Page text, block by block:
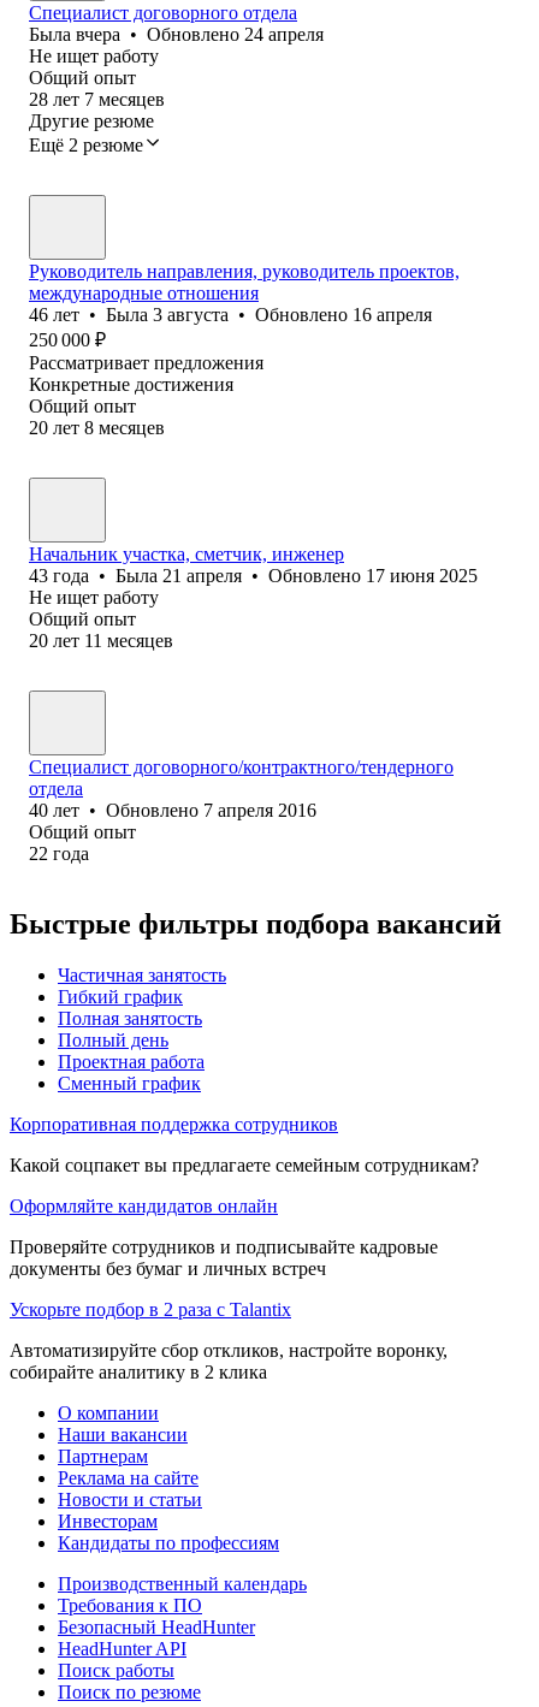
Специалист договорного отдела
Была вчера • Обновлено 24 апреля
Не ищет работу
Общий опыт
28 лет 7 месяцев
Другие резюме
Ещё 2 резюме
Руководитель направления, руководитель проектов,
международные отношения
46 лет • Была 3 августа • Обновлено 16 апреля
250 000 ₽
Рассматривает предложения
Конкретные достижения
Общий опыт
20 лет 8 месяцев
Начальник участка, сметчик, инженер
43 года • Была 21 апреля • Обновлено 17 июня 2025
Не ищет работу
Общий опыт
20 лет 11 месяцев
Специалист договорного/контрактного/тендерного
отдела
40 лет • Обновлено 7 апреля 2016
Общий опыт
22 года
Быстрые фильтры подбора вакансий
Частичная занятость
Гибкий график
Полная занятость
Полный день
Проектная работа
Сменный график
Корпоративная поддержка сотрудников
Какой соцпакет вы предлагаете семейным сотрудникам?
Оформляйте кандидатов онлайн
Проверяйте сотрудников и подписывайте кадровые
документы без бумаг и личных встреч
Ускорьте подбор в 2 раза с Talantix
Автоматизируйте сбор откликов, настройте воронку,
собирайте аналитику в 2 клика
О компании
Наши вакансии
Партнерам
Реклама на сайте
Новости и статьи
Инвесторам
Кандидаты по профессиям
Производственный календарь
Требования к ПО
Безопасный HeadHunter
HeadHunter API
Поиск работы
Поиск по резюме